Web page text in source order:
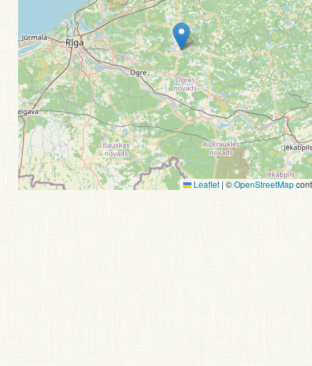
Leaflet | ©OpenStreetMap